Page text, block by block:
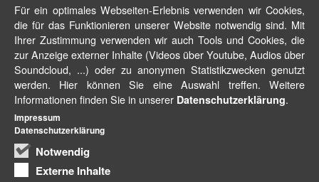
Für ein optimales Webseiten-Erlebnis verwenden wir Cookies,
die für das Funktionieren unserer Website notwendig sind. Mit
Ihrer Zustimmung verwenden wir auch Tools und Cookies, die
zur Anzeige externer Inhalte (Videos über Youtube, Audios über
Soundcloud, ...) oder zu anonymen Statistikzwecken genutzt
werden. Hier können Sie eine Auswahl treffen. Weitere
Informationen finden Sie in unserer Datenschutzerklärung.
Notwendig
Externe Inhalte
Impressum
Datenschutzerklärung